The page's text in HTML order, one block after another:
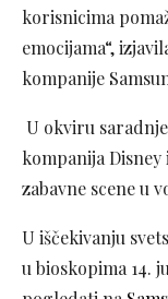
korisnicima
emocijama“,
kompanije
U okviru
kompanija
zabavne scene u
U iščekivanju
u bioskopima 14.